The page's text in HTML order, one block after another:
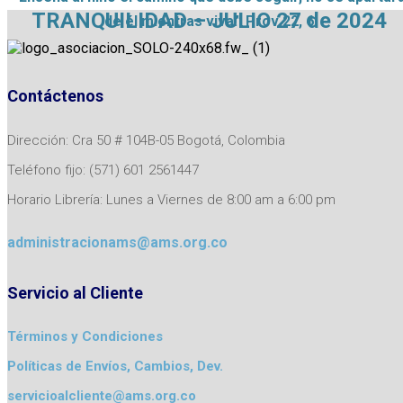
TRANQUILIDAD – JULIO 27 de 2024
de él mientras viva.” Prov 22, 6
Contáctenos
Dirección: Cra 50 # 104B-05 Bogotá, Colombia
Teléfono fijo: (571) 601 2561447
Horario Librería: Lunes a Viernes de 8:00 am a 6:00 pm
administracionams@ams.org.co
Servicio al Cliente
Términos y Condiciones
Políticas de Envíos, Cambios, Dev.
servicioalcliente@ams.org.co